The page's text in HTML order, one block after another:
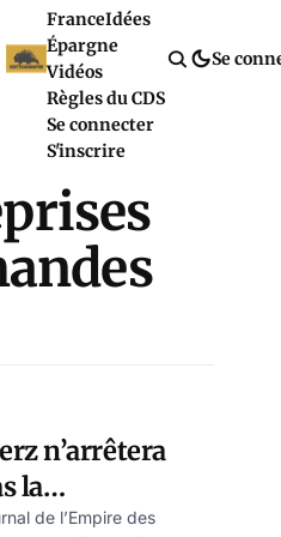
FranceIdées
Épargne
Vidéos
Règles du CDS
Se connecter
S'inscrire
Se
n’arrêtera
la
de l’Empire des